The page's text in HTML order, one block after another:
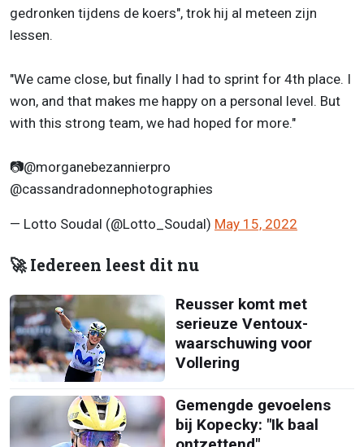
gedronken tijdens de koers", trok hij al meteen zijn
lessen.
"We came close, but finally I had to sprint for 4th place. I
won, and that makes me happy on a personal level. But
with this strong team, we had hoped for more."
📷@morganebezannierpro
@cassandradonnephotographies
— Lotto Soudal (@Lotto_Soudal) May 15, 2022
🚀 Iedereen leest dit nu
Reusser komt met
serieuze Ventoux-
waarschuwing voor
Vollering
Gemengde gevoelens
bij Kopecky: "Ik baal